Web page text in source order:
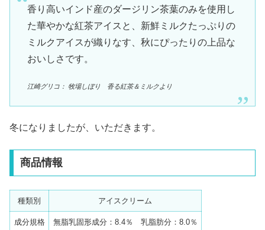
香り高いインド産のダージリン茶葉のみを使用し
た華やかな紅茶アイスと、新鮮ミルクたっぷりの
ミルクアイスが織りなす、秋にぴったりの上品な
おいしさです。
江崎グリコ： 牧場しぼり 香る紅茶＆ミルクより
冬になりましたが、いただきます。
商品情報
種類別 アイスクリーム
成分規格 無脂乳固形成分：8.4％ 乳脂肪分：8.0％